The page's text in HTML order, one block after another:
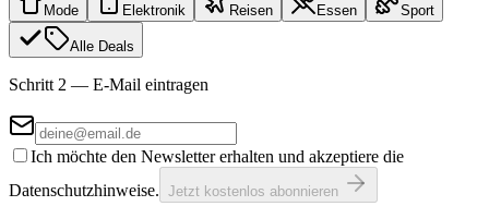
Mode Elektronik Reisen Essen Sport
Alle Deals
Schritt 2 — E-Mail eintragen
Ich möchte den Newsletter erhalten und akzeptiere die
Datenschutzhinweise. Jetzt kostenlos abonnieren